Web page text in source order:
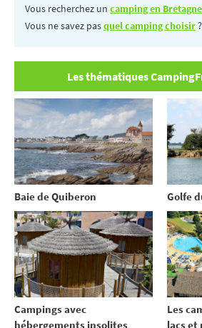
Vous recherchez un camping en Bretagne
Vous ne savez pasquel camping choisir?
Les thématiques
Baie de Quiberon Golfe
Campings avec
hébergements insolites
Les
lacs et